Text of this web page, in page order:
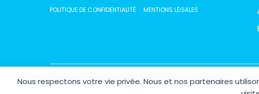
Nous respectons votre vie privée. Nous et nos partenaires
POLITIQUE DE CONFIDENTIALITÉ MENTIONS LÉGALES
Copyright © 2026